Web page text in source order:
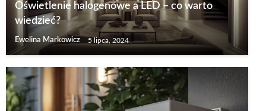
Oświetlenie halogenowe a LED – co warto
wiedzieć?
Ewelina Markowicz 5 lipca, 2024